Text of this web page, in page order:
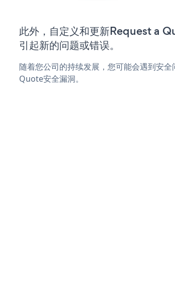
此外，自定义和更新Request a
引起新的问题或错误。
随着您公司的持续发展，您可能会遇到安
Quote安全漏洞。